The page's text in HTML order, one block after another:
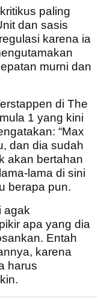
paling
dan sasis
karena ia
murni dan
di The
1 yang kini
“Max
dan dia sudah
akan bertahan
lama di sini
berapa pun.
agak
apa yang dia
Entah
karena
harus